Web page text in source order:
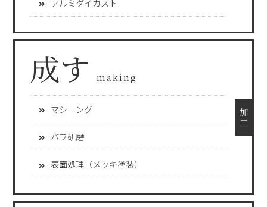
アルミダイカスト
成す making
マシニング
バフ研磨
表面処理（メッキ塗装）
加 工